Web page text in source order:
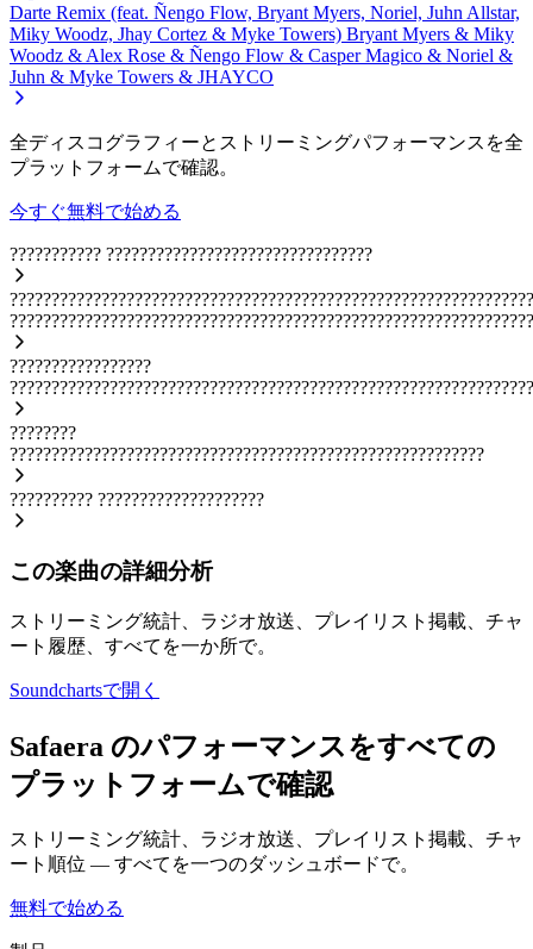
Darte Remix (feat. Ñengo Flow, Bryant Myers, Noriel, Juhn Allstar,
Miky Woodz, Jhay Cortez & Myke Towers) Bryant Myers & Miky
Woodz & Alex Rose & Ñengo Flow & Casper Magico & Noriel &
Juhn & Myke Towers & JHAYCO
全ディスコグラフィーとストリーミングパフォーマンスを全
プラットフォームで確認。
今すぐ無料で始める
??????????? ????????????????????????????????
?????????????????
????????
?????????????????????????????????????????????????????????
?????????? ????????????????????
この楽曲の詳細分析
ストリーミング統計、ラジオ放送、プレイリスト掲載、チャ
ート履歴、すべてを一か所で。
Soundchartsで開く
Safaera のパフォーマンスをすべての
プラットフォームで確認
ストリーミング統計、ラジオ放送、プレイリスト掲載、チャ
ート順位 — すべてを一つのダッシュボードで。
無料で始める